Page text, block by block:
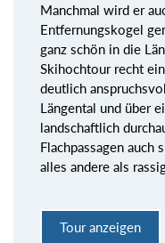
Manchmal wird er
Entfernungskogel
ganz schön in die
Skihochtour recht
deutlich
Längental und über
landschaftlich
Flachpassagen auch
alles andere als
Tour anzeigen